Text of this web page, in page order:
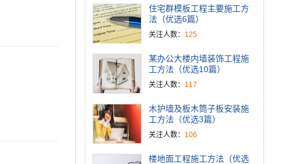
住宅群模板工程主要施工方
法（优选6篇）
关注人数： 125
某办公大楼内墙装饰工程施
工方法（优选10篇）
关注人数： 117
木护墙及板木筒子板安装施
工方法（优选3篇）
关注人数： 106
楼地面工程施工方法（优选